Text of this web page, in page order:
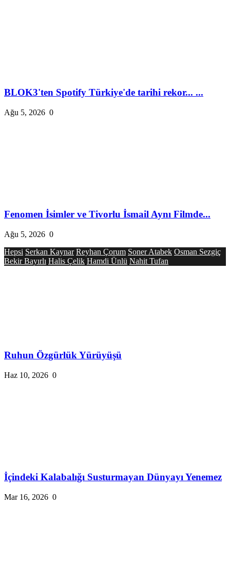
BLOK3'ten Spotify Türkiye'de tarihi rekor... ...
Ağu 5, 2026 0
Fenomen İsimler ve Tivorlu İsmail Aynı Filmde...
Ağu 5, 2026 0
Hepsi Serkan Kaynar Reyhan Çorum Soner Atabek Osman Sezgiç
Bekir Bayırlı Halis Çelik Hamdi Ünlü Nahit Tufan
Ruhun Özgürlük Yürüyüşü
Haz 10, 2026 0
İçindeki Kalabalığı Susturmayan Dünyayı Yenemez
Mar 16, 2026 0